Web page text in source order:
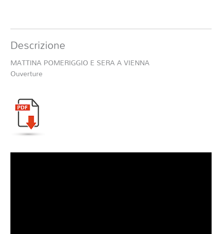
Descrizione
MATTINA POMERIGGIO E SERA A VIENNA
Ouverture